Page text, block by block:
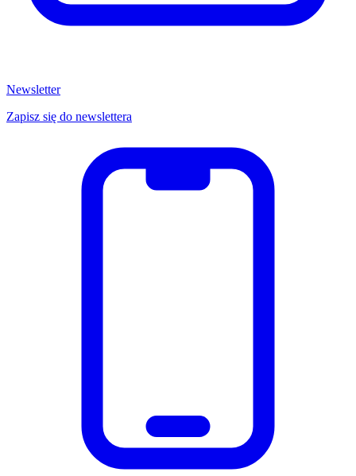
Newsletter
Zapisz się do newslettera